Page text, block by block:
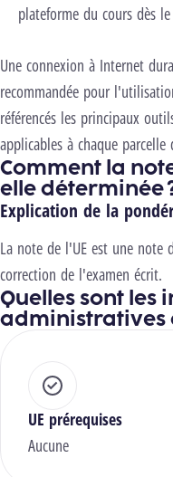
plateforme du cours dès
Une connexion à Internet
recommandée pour
référencés les principaux
applicables à chaque
Comment la
elle déterminée
Explication de la
La note de l'UE est une
correction de l'examen écrit.
Quelles sont les
administratives
UE prérequises
Aucune